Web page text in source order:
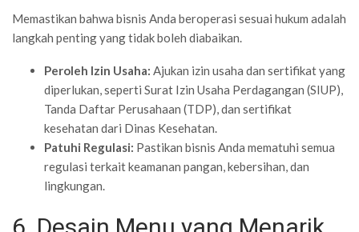
Memastikan bahwa bisnis Anda beroperasi sesuai hukum adalah
langkah penting yang tidak boleh diabaikan.
Peroleh Izin Usaha: Ajukan izin usaha dan sertifikat yang
diperlukan, seperti Surat Izin Usaha Perdagangan (SIUP),
Tanda Daftar Perusahaan (TDP), dan sertifikat
kesehatan dari Dinas Kesehatan.
Patuhi Regulasi: Pastikan bisnis Anda mematuhi semua
regulasi terkait keamanan pangan, kebersihan, dan
lingkungan.